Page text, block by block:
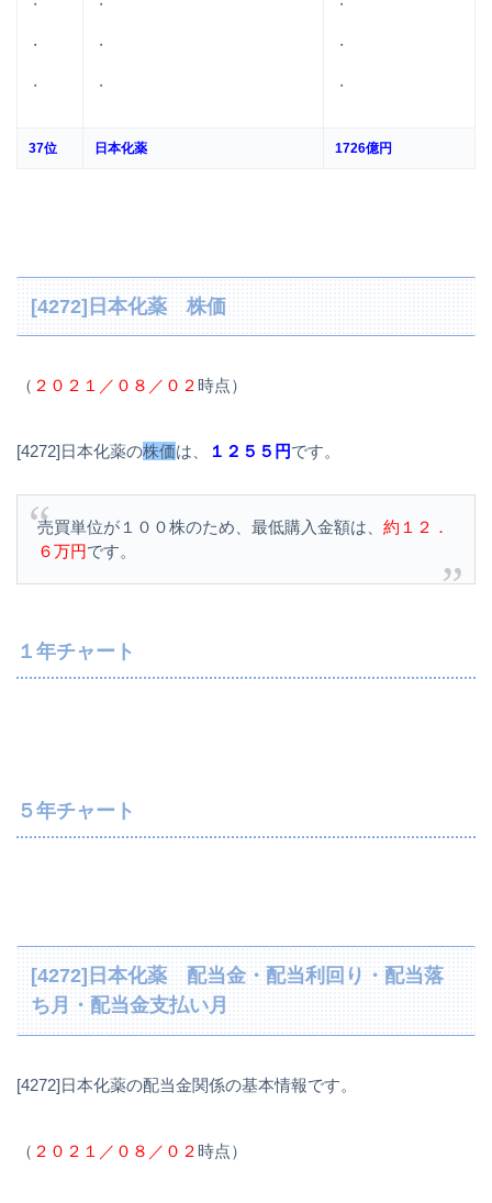
・
・
・
・
・
・
・
・
・
37位 日本化薬 1726億円
[4272]日本化薬 株価
（ ２０２１／０８／０２時点）
[4272]日本化薬の株価は、 １２５５円です。
売買単位が１００株のため、最低購入金額は、 約１２．
６万円です。
１年チャート
５年チャート
[4272]日本化薬 配当金・配当利回り・配当落
ち月・配当金支払い月
[4272]日本化薬の配当金関係の基本情報です。
（ ２０２１／０８／０２時点）